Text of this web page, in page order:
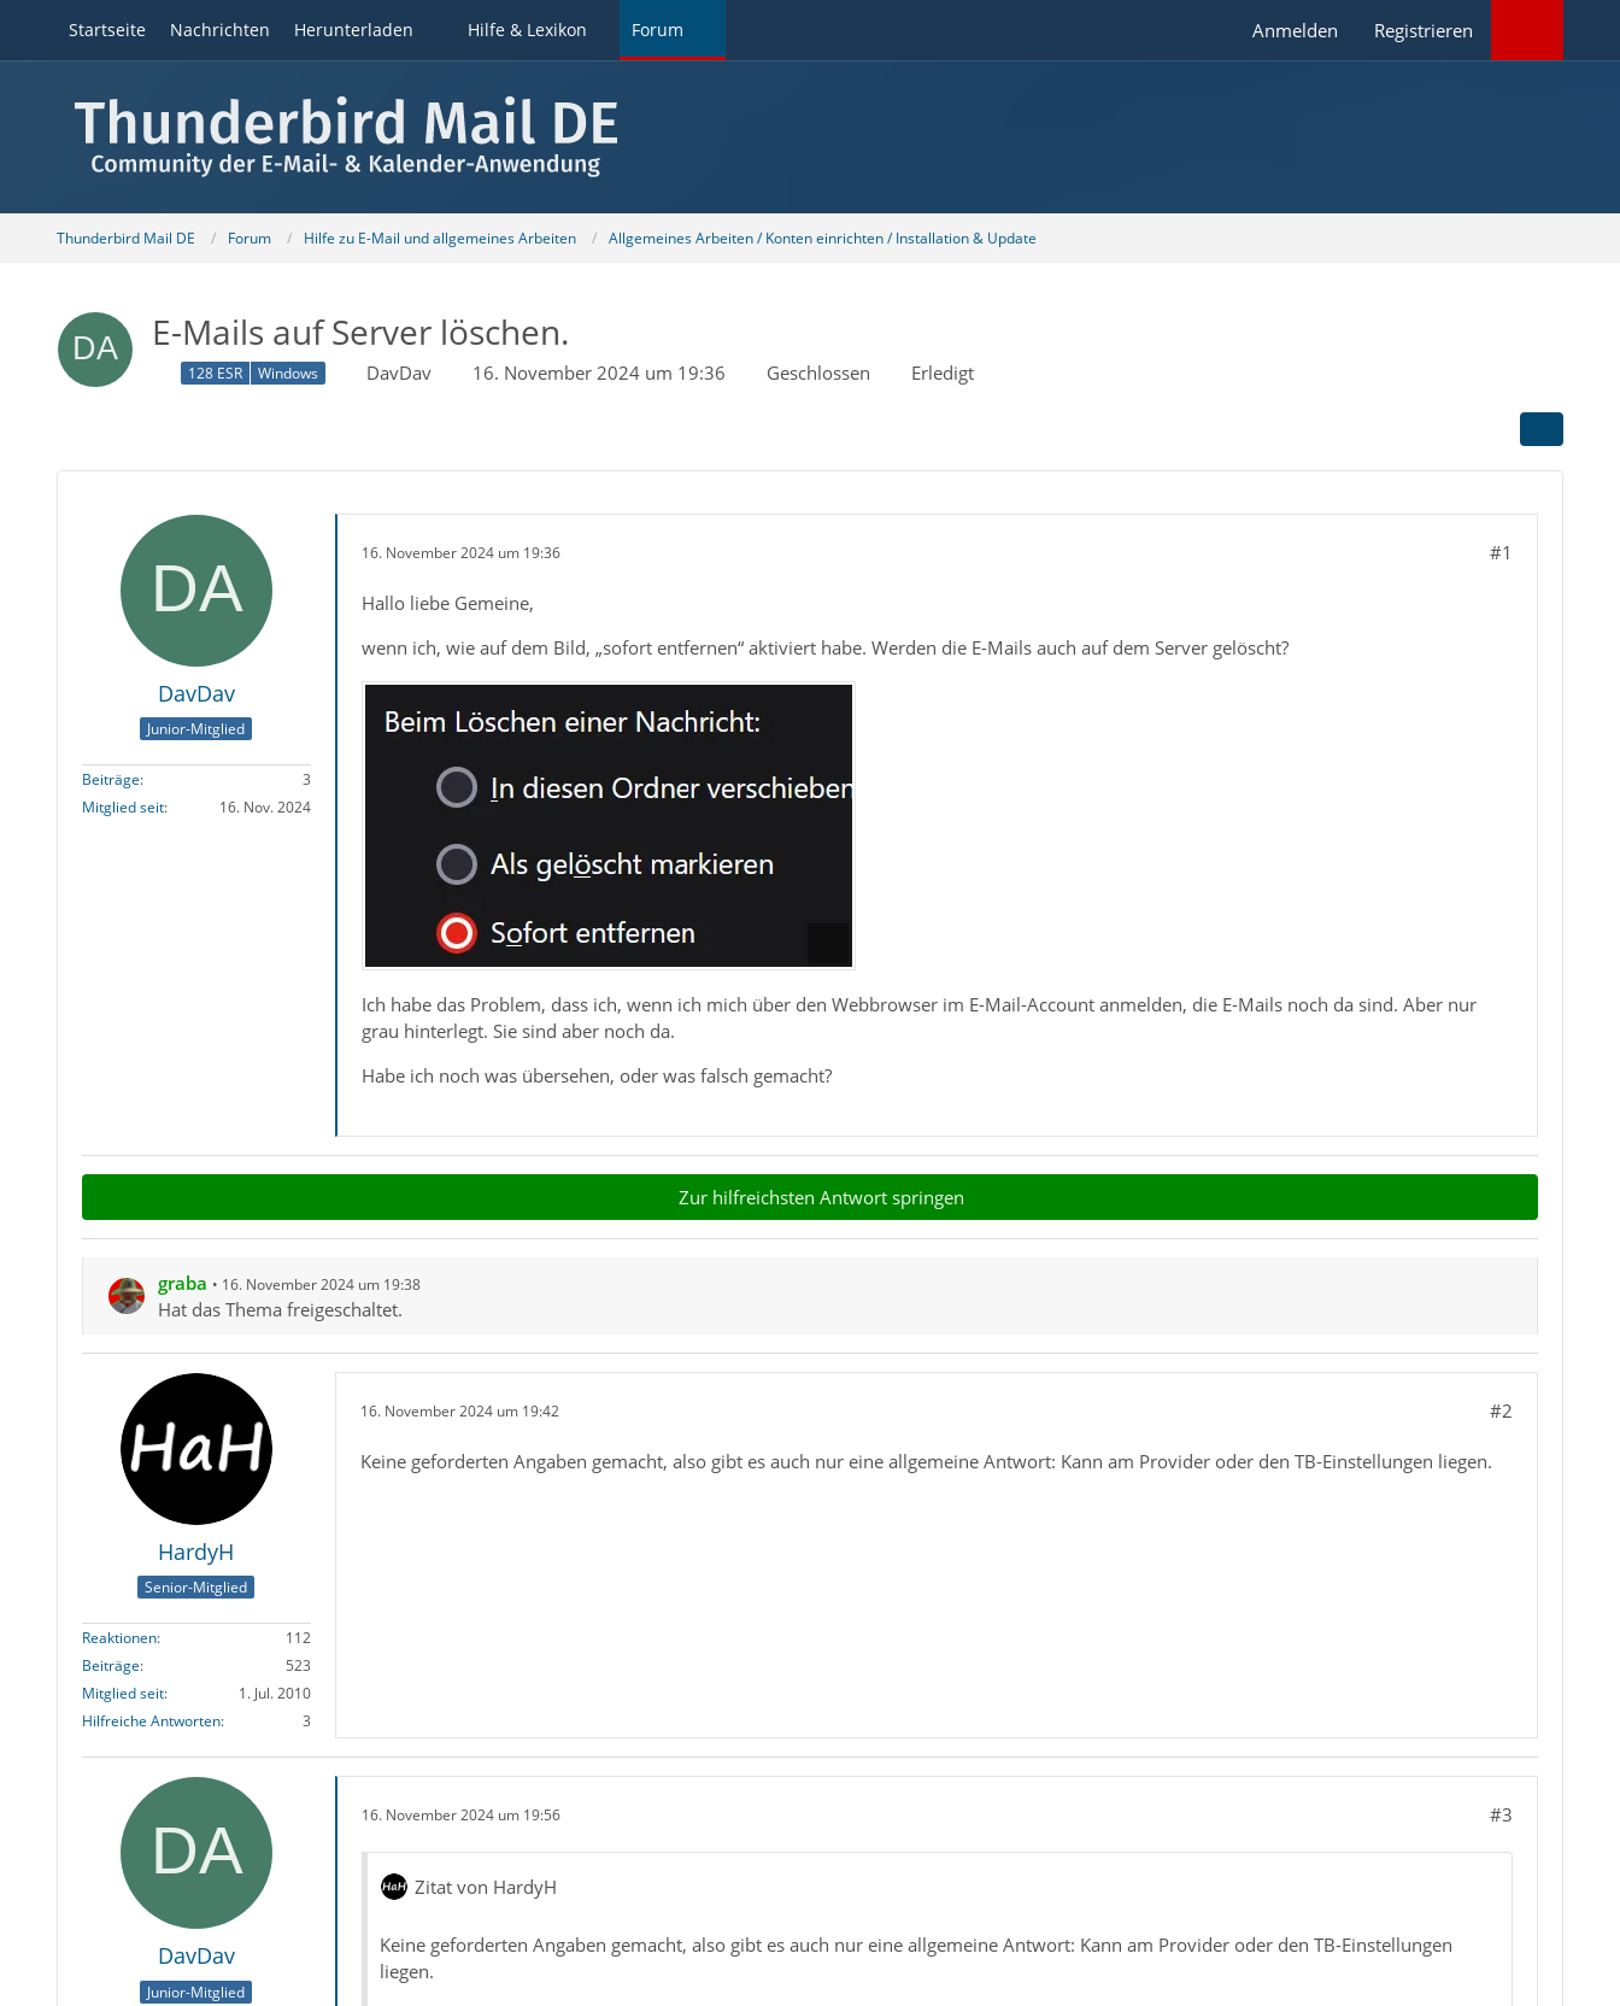
Startseite Nachrichten Herunterladen Hilfe & Lexikon Forum Anmelden Registrieren
Thunderbird Mail DE Forum Hilfe zu E-Mail und allgemeines Arbeiten Allgemeines Arbeiten / Konten einrichten / Installation & Update
E-Mails auf Server löschen.
128 ESR Windows DavDav 16. November 2024 um 19:36 Geschlossen Erledigt
DavDav
Junior-Mitglied
Beiträge
3
Mitglied seit
16. Nov. 2024
16. November 2024 um 19:36 #1
Hallo liebe Gemeine,
wenn ich, wie auf dem Bild, „sofort entfernen“ aktiviert habe. Werden die E-Mails auch auf dem Server gelöscht?
Ich habe das Problem, dass ich, wenn ich mich über den Webbrowser im E-Mail-Account anmelden, die E-Mails noch da sind. Aber nur
grau hinterlegt. Sie sind aber noch da.
Habe ich noch was übersehen, oder was falsch gemacht?
Zur hilfreichsten Antwort springen
graba 16. November 2024 um 19:38
Hat das Thema freigeschaltet.
HardyH
Senior-Mitglied
Reaktionen
112
Beiträge
523
Mitglied seit
1. Jul. 2010
Hilfreiche Antworten
3
16. November 2024 um 19:42 #2
Keine geforderten Angaben gemacht, also gibt es auch nur eine allgemeine Antwort: Kann am Provider oder den TB-Einstellungen liegen.
DavDav
Junior-Mitglied
16. November 2024 um 19:56 #3
Zitat von HardyH
Keine geforderten Angaben gemacht, also gibt es auch nur eine allgemeine Antwort: Kann am Provider oder den TB-Einstellungen
liegen.